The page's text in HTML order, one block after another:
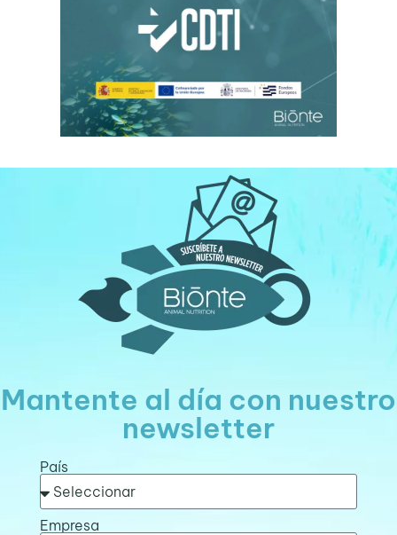
Mantente al día con nuestro
newsletter
País
Empresa